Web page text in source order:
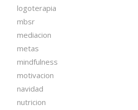
logoterapia
mbsr
mediacion
metas
mindfulness
motivacion
navidad
nutricion